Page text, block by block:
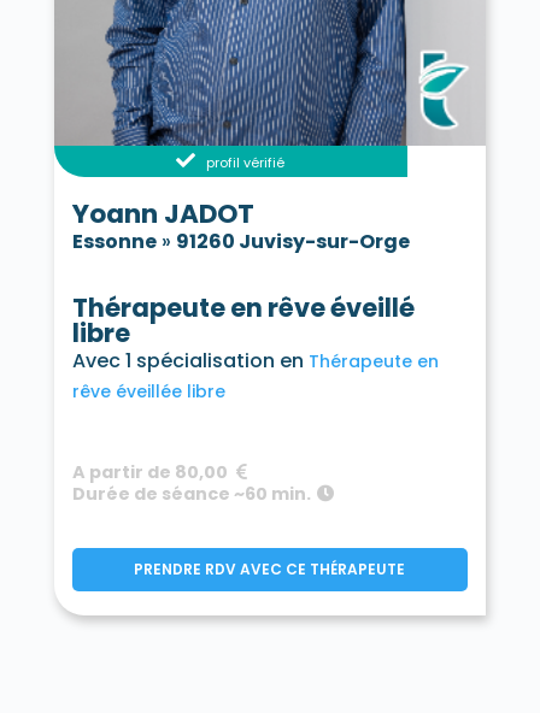
profil vérifié
Yoann JADOT
Essonne» 91260 Juvisy-sur-Orge
Thérapeute en rêve éveillé
libre
Avec 1 spécialisation en Thérapeute en
rêve éveillée libre
A partir de 80,00
Durée de séance ~60 min.
PRENDRE RDV AVEC CE THÉRAPEUTE